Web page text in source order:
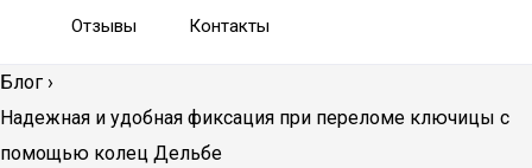
Отзывы Контакты
Блог ›
Надежная и удобная фиксация при переломе ключицы с
помощью колец Дельбе